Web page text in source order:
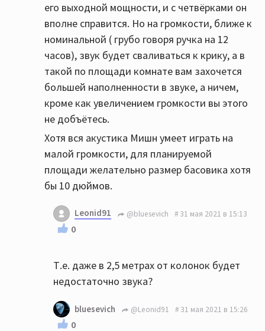
его выходной мощности, и с четвёрками он
вполне справится. Но на громкости, ближе к
номинальной ( грубо говоря ручка на 12
часов), звук будет сваливаться к крику, а в
такой по площади комнате вам захочется
большей наполненности в звуке, а ничем,
кроме как увеличением громкости вы этого
не добъётесь.
Хотя вся акустика Мишн умеет играть на
малой громкости, для планируемой
площади желательно размер басовика хотя
бы 10 дюймов.
Leonid91 @bluesevich 31 мая 2021 в 15:13
0
Т.е. даже в 2,5 метрах от колонок будет
недостаточно звука?
bluesevich @Leonid91 31 мая 2021 в 15:26
0